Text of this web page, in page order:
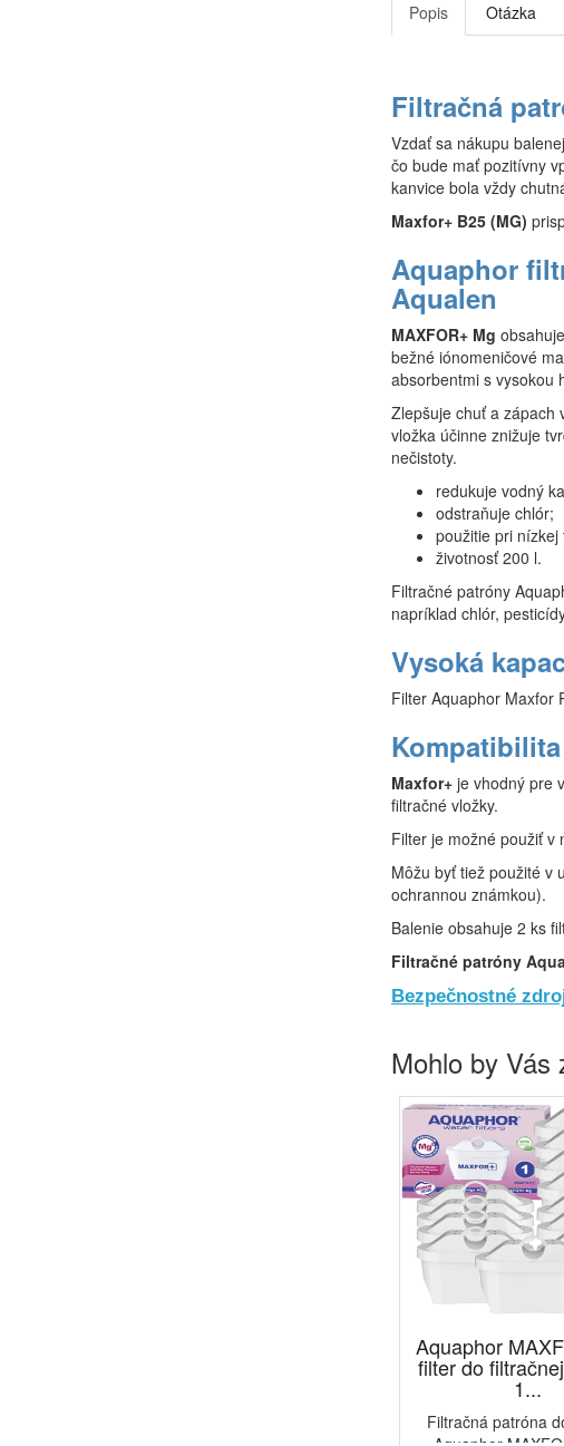
Popis Otázka
Filtračná
Vzdať sa nákupu
čo bude mať pozitívny
kanvice bola vždy
Maxfor+ B25 (MG)
Aquaphor
Aqualen
MAXFOR+ Mg obsahuje
bežné iónomeničové
absorbentmi s vysokou
Zlepšuje chuť a zápach
vložka účinne znižuje
nečistoty.
redukuje vodný
odstraňuje chlór;
použitie pri
životnosť 200 l.
Filtračné patróny
napríklad chlór,
Vysoká
Filter Aquaphor Maxfor
Maxfor+ je vhodný pre
filtračné vložky.
Filter je možné použiť v
Môžu byť tiež použité v
ochrannou známkou).
Balenie obsahuje 2 ks
Filtračné patróny
Bezpečnostné
Mohlo by Vás
Aquaphor
filter do
1...
Filtračná patróna